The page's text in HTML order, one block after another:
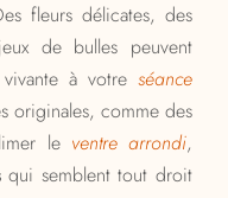
fleurs délicates, des
de bulles peuvent
à votre séance
originales, comme des
le ventre arrondi,
qui semblent tout droit